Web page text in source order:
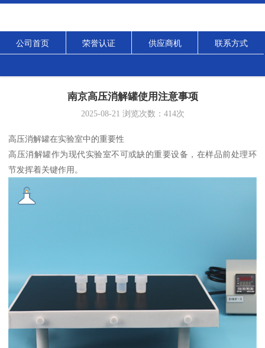
公司首页 荣誉认证 供应商机 联系方式
南京高压消解罐使用注意事项
2025-08-21 浏览次数： 414次
高压消解罐在实验室中的重要性
高压消解罐作为现代实验室不可或缺的重要设备，在样品前处理环
节发挥着关键作用。